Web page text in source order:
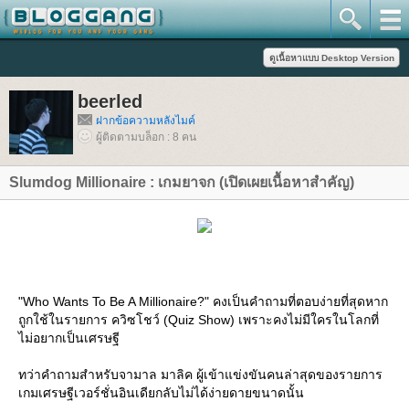
beerled
ฝากข้อความหลังไมค์
ผู้ติดตามบล็อก : 8 คน
Slumdog Millionaire : เกมยาจก (เปิดเผยเนื้อหาสำคัญ)
"Who Wants To Be A Millionaire?" คงเป็นคำถามที่ตอบง่ายที่สุดหาก
ถูกใช้ในรายการ ควิซโชว์ (Quiz Show) เพราะคงไม่มีใครในโลกที่
ไม่อยากเป็นเศรษฐี
ทว่าคำถามสำหรับจามาล มาลิค ผู้เข้าแข่งขันคนล่าสุดของรายการ
เกมเศรษฐีเวอร์ชั่นอินเดียกลับไม่ได้ง่ายดายขนาดนั้น